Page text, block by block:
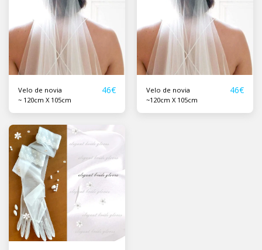
Velo de novia 46€
~ 120cm X 105cm
Velo de novia 46€
~120cm X 105cm